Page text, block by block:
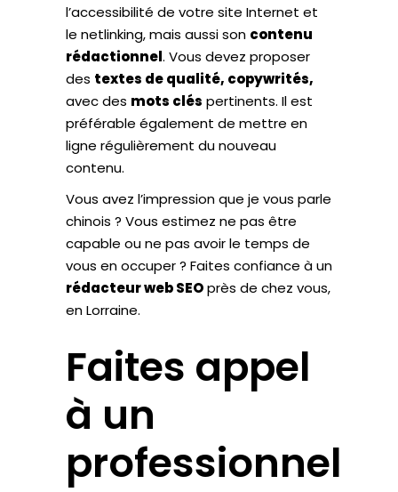
l’accessibilité de votre site Internet et
le netlinking, mais aussi son contenu
rédactionnel. Vous devez proposer
des textes de qualité, copywrités,
avec des mots clés pertinents. Il est
préférable également de mettre en
ligne régulièrement du nouveau
contenu.
Vous avez l’impression que je vous parle
chinois ? Vous estimez ne pas être
capable ou ne pas avoir le temps de
vous en occuper ? Faites confiance à un
rédacteur web SEOprès de chez vous,
en Lorraine.
Faites appel
à un
professionnel